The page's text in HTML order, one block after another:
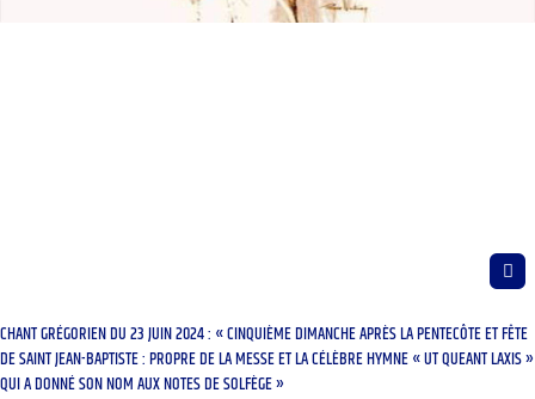
CHANT GRÉGORIEN DU 23 JUIN 2024 : « CINQUIÈME DIMANCHE APRÈS LA PENTECÔTE ET FÊTE
DE SAINT JEAN-BAPTISTE : PROPRE DE LA MESSE ET LA CÉLÈBRE HYMNE « UT QUEANT LAXIS »
QUI A DONNÉ SON NOM AUX NOTES DE SOLFÈGE »